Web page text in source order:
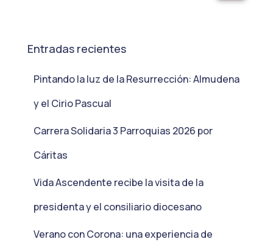
Entradas recientes
Pintando la luz de la Resurrección: Almudena
y el Cirio Pascual
Carrera Solidaria 3 Parroquias 2026 por
Cáritas
Vida Ascendente recibe la visita de la
presidenta y el consiliario diocesano
Verano con Corona: una experiencia de